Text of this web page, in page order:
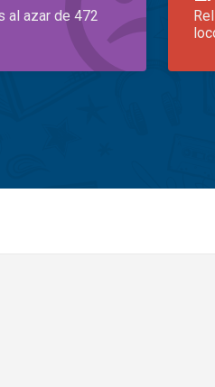
al azar de 472